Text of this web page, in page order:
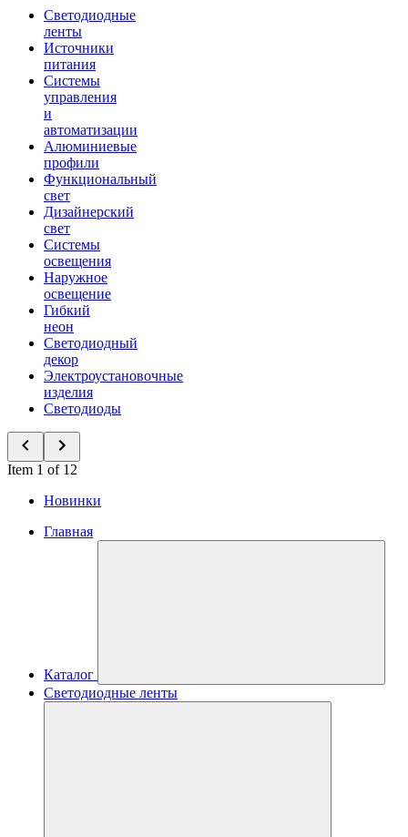
Светодиодные
ленты
Источники
питания
Системы
управления
и
автоматизации
Алюминиевые
профили
Функциональный
свет
Дизайнерский
свет
Системы
освещения
Наружное
освещение
Гибкий
неон
Светодиодный
декор
Электроустановочные
изделия
Светодиоды
Item 1 of 12
Новинки
Главная
Каталог
Светодиодные ленты